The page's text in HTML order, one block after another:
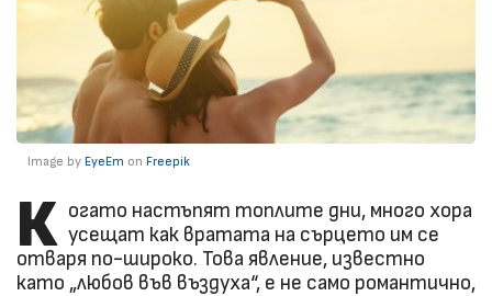
Image by EyeEm on Freepik
К огато настъпят топлите дни, много хора
усещат как вратата на сърцето им се
отваря по-широко. Това явление, известно
като „любов във въздуха“, е не само романтично,